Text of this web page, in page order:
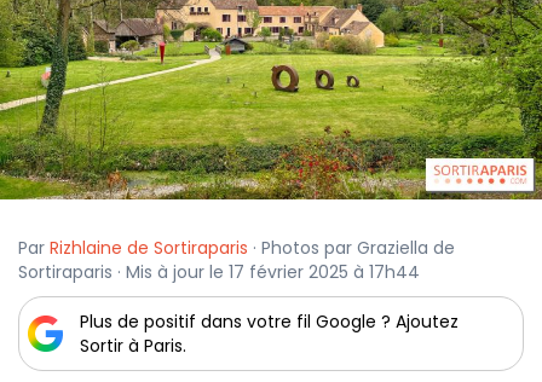
Par Rizhlaine de Sortiraparis · Photos par Graziella de
Sortiraparis · Mis à jour le 17 février 2025 à 17h44
Plus de positif dans votre fil Google ? Ajoutez
Sortir à Paris.